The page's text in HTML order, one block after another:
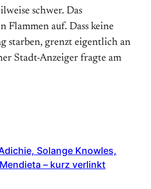
schwer. Das
Flammen auf. Dass keine
starben, grenzt eigentlich an
Stadt-Anzeiger fragte am
Solange Knowles,
– kurz verlinkt